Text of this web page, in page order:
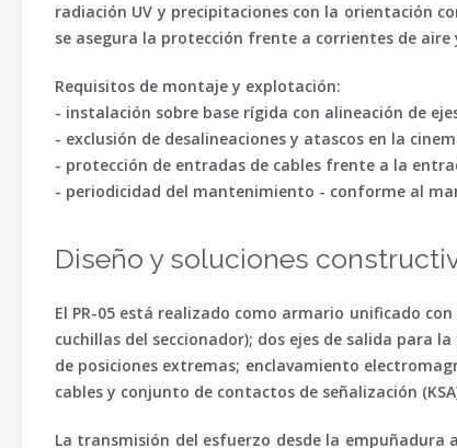
radiación UV y precipitaciones con la orientación
se asegura la protección frente a corrientes de aire
Requisitos de montaje y explotación:
- instalación sobre base rígida con alineación de
- exclusión de desalineaciones y atascos en la
- protección de entradas de cables frente a la
- periodicidad del mantenimiento - conforme al
Diseño y soluciones
El PR-05 está realizado como armario unificado
cuchillas del seccionador); dos ejes de salida para
de posiciones extremas; enclavamiento
cables y conjunto de contactos de señalización
La transmisión del esfuerzo desde la